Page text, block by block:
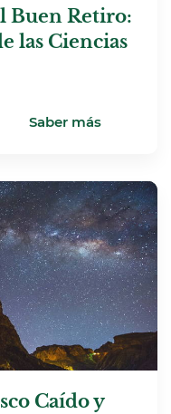
Buen Retiro:
las Ciencias
Saber más
Caído y